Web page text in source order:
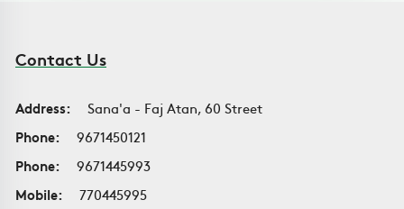
Contact Us
Address:
Sana'a - Faj Atan, 60 Street
Phone:
9671450121
Phone:
9671445993
Mobile:
770445995